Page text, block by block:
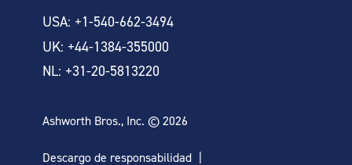
USA: +1-540-662-3494
UK: +44-1384-355000
NL: +31-20-5813220
Ashworth Bros., Inc. © 2026
Descargo de responsabilidad